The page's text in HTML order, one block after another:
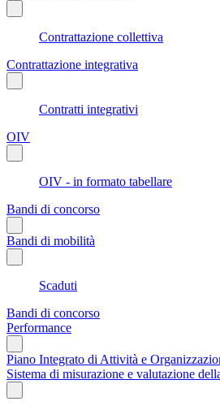
Contrattazione collettiva
Contrattazione integrativa
Contratti integrativi
OIV
OIV - in formato tabellare
Bandi di concorso
Bandi di mobilità
Scaduti
Bandi di concorso
Performance
Piano Integrato di Attività e
Sistema di misurazione e valutazione